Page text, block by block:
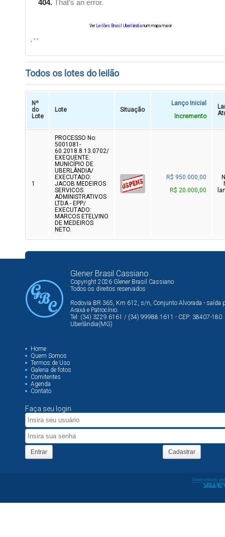
Ver Leilões Brasil Uberlândia num mapa maior
, - -
Todos os lotes do leilão
Nº
do
Lote
Lote Situação
Lanço Inicial
Incremento
1
PROCESSO No:
5001081-
60.2018.8.13.0702/
EXEQUENTE:
MUNICÍPIO DE
UBERLÂNDIA/
EXECUTADO:
JACOB MEDEIROS
SERVICOS
ADMINISTRATIVOS
LTDA - EPP/
EXECUTADO:
MARCOS ETELVINO
DE MEDEIROS
NETO.
R$ 950.000,00
R$ 20.000,00
Glener Brasil Cassiano
Copyright 2026 Glener Brasil Cassiano
Todos os direitos reservados
Rodovia BR 365, Km 612, s/n, Conjunto Alvorada - saída
Araxá e Patrocínio.
Tel: (34) 3229.6161 / (34) 99988.1611 - CEP: 38407-180
Uberlândia(MG)
Home
Quem Somos
Termos de Uso
Galeria de fotos
Comitentes
Agenda
Contato
Faça seu login
Entrar Cadastrar